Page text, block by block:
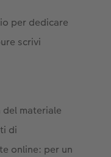
per dedicare
scrivi
materiale
di
online: per un